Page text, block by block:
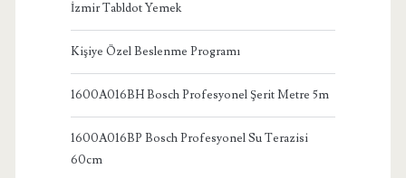
İzmir Tabldot Yemek
Kişiye Özel Beslenme Programı
1600A016BH Bosch Profesyonel Şerit Metre 5m
1600A016BP Bosch Profesyonel Su Terazisi
60cm